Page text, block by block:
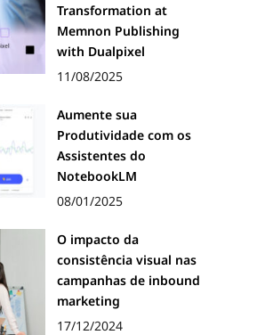
Transformation at
Memnon Publishing
with Dualpixel
11/08/2025
Aumente sua
Produtividade com os
Assistentes do
NotebookLM
08/01/2025
O impacto da
consistência visual nas
campanhas de inbound
marketing
17/12/2024